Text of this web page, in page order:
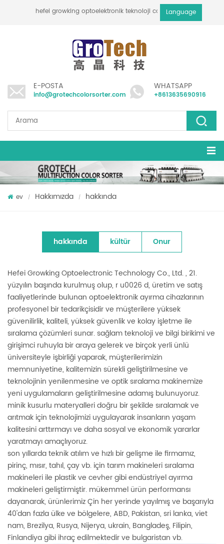
hefei growking optoelektronik teknoloji co., ltdLanguage
E-POSTA
info@grotechcolorsorter.com
WHATSAPP
+8613635690916
ev / Hakkımızda / hakkında
hakkında kültür Onur
Hefei Growking Optoelectronic Technology Co., Ltd. , 21.
yüzyılın başında kurulmuş olup, r u0026 d, üretim ve satış
faaliyetlerinde bulunan optoelektronik ayırma cihazlarının
profesyonel bir tedarikçisidir ve müşterilere yüksek
güvenilirlik, kaliteli, yüksek güvenlik ve kolay işletme ile
sıralama çözümleri sunar. sağlam teknoloji ve bilgi birikimi ve
girişimci ruhuyla bir araya gelerek ve birçok yerli ünlü
üniversiteyle işbirliği yaparak, müşterilerimizin
memnuniyetine, kalitemizin sürekli geliştirilmesine ve
teknolojinin yenilenmesine ve optik sıralama makinemize
yeni uygulamaların geliştirilmesine adamış bulunuyoruz.
minik kusurlu materyalleri doğru bir şekilde sıralamak ve
arıtmak için teknolojimizi uygulayarak insanların yaşam
kalitesini arttırmayı ve daha sosyal ve ekonomik yararlar
yaratmayı amaçlıyoruz.
son yıllarda teknik atılım ve hızlı bir gelişme ile firmamız,
pirinç, mısır, tahıl, çay vb. için tarım makineleri sıralama
makineleri ile plastik ve cevher gibi endüstriyel ayırma
makineleri geliştirmiştir. mükemmel ürün performansı
dayanarak, ürünlerimiz Çin her yerinde yayılmış ve başarıyla
40'dan fazla ülke ve bölgelere, ABD, Pakistan, sri lanka, viet
nam, Brezilya, Rusya, Nijerya, ukrain, Bangladeş, Filipin,
Finlandiya gibi ihraç edilmektedir ve bulgaristan vb.